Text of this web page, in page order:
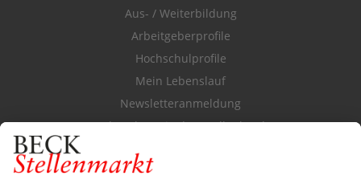
Aus- / Weiterbildung
Arbeitgeberprofile
Hochschulprofile
Mein Lebenslauf
Newsletteranmeldung
Durchsuchen Sie den Stellenkatalog
FÜR ARBEITGEBER